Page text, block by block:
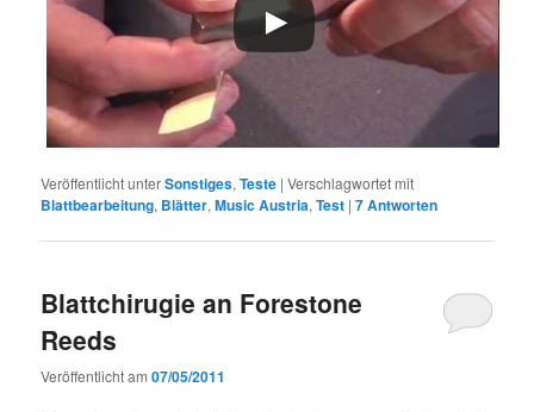
Veröffentlicht unterSonstiges,Teste |Verschlagwortet mit
Blattbearbeitung, Blätter,Music Austria,Test |7Antworten
Blattchirugie an Forestone
Reeds
Veröffentlicht am07/05/2011